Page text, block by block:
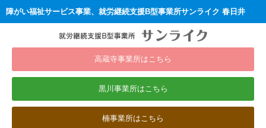
障がい福祉サービス事業、就労継続支援B型事業所サンライク 春日井
高蔵寺事業所はこちら
黒川事業所はこちら
楠事業所はこちら